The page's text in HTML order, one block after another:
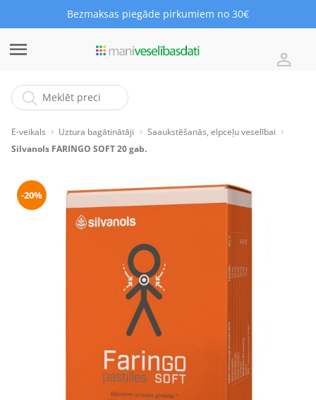
Bezmaksas piegāde pirkumiem no 30€
E-veikals Uztura bagātinātāji
Saaukstēšanās, elpceļu veselībai
Silvanols FARINGO SOFT 20 gab.
-20%